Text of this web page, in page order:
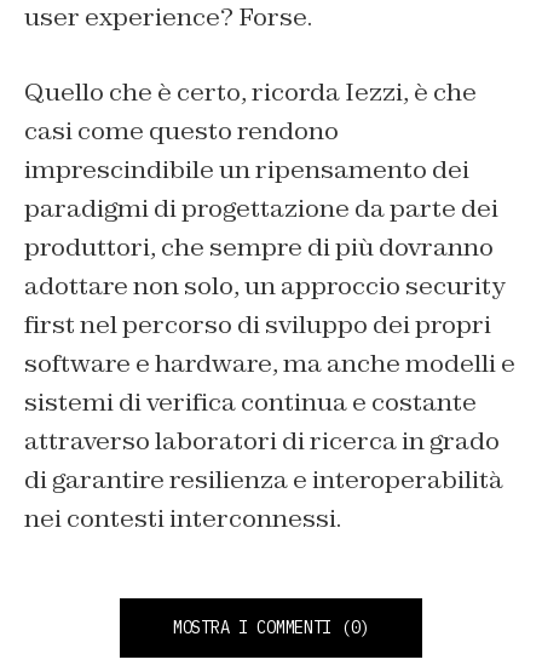
user experience? Forse.
Quello che è certo, ricorda Iezzi, è che
casi come questo rendono
imprescindibile un ripensamento dei
paradigmi di progettazione da parte dei
produttori, che sempre di più dovranno
adottare non solo, un approccio security
first nel percorso di sviluppo dei propri
software e hardware, ma anche modelli e
sistemi di verifica continua e costante
attraverso laboratori di ricerca in grado
di garantire resilienza e interoperabilità
nei contesti interconnessi.
MOSTRA I COMMENTI (0)